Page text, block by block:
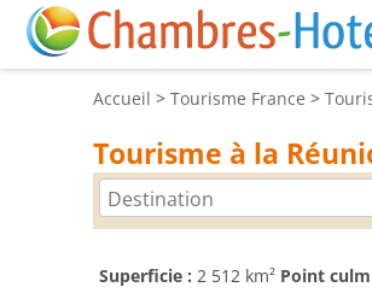
Accueil > Tourisme France >
Tourisme à la
Superficie : 2 512 km² Point